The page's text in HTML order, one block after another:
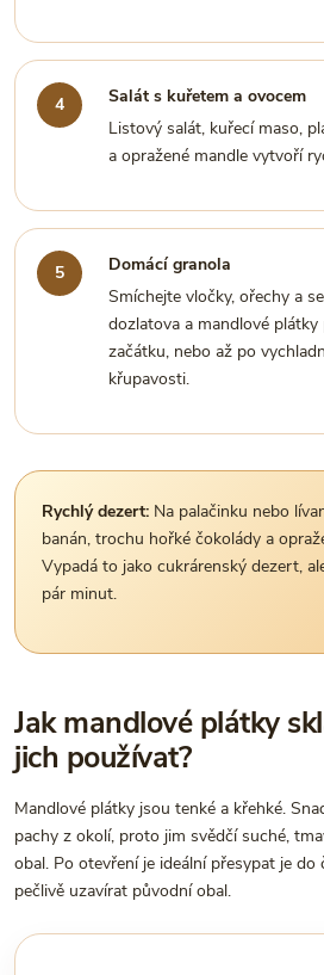
Salát s kuřetem a ovocem
Listový salát, kuřecí maso,
a opražené mandle vytvoří
Domácí granola
Smíchejte vločky, ořechy a
dozlatova a mandlové
začátku, nebo až po
křupavosti.
Rychlý dezert: Na palačinku nebo
banán, trochu hořké čokolády a
Vypadá to jako cukrárenský dezert,
pár minut.
Jak mandlové plátky
jich používat?
Mandlové plátky jsou tenké a křehké.
pachy z okolí, proto jim svědčí suché,
obal. Po otevření je ideální přesypat je
pečlivě uzavírat původní obal.